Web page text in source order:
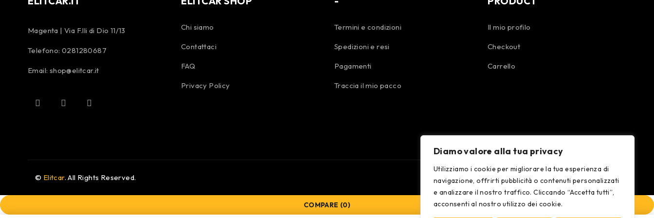
Diamo valore alla tua privacy
Utilizziamo i cookie per migliorare la tua esperienza di
navigazione, offrirti pubblicità o contenuti personalizzati
e analizzare il nostro traffico. Cliccando “Accetta tutti”,
acconsenti al nostro utilizzo dei cookie.
Magenta | Via F.lli di Dio 11/13
Telefono:0281280687
Email: shop@elitcar.it
Chi siamo
Contattaci
FAQ
Privacy Policy
Termini e condizioni
Spedizioni e resi
Pagamenti
Traccia il mio pacco
Il mio profilo
Checkout
Carrello
© Elitcar. All Rights Reserved.
COMPARE (0)